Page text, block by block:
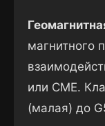
магнитного
или CME.
(малая) до